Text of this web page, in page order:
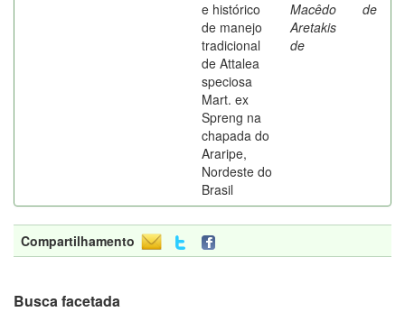
e histórico
de manejo
tradicional
de Attalea
speciosa
Mart. ex
Spreng na
chapada do
Araripe,
Nordeste do
Brasil
Macêdo
Aretakis
de
de
Compartilhamento
Busca facetada